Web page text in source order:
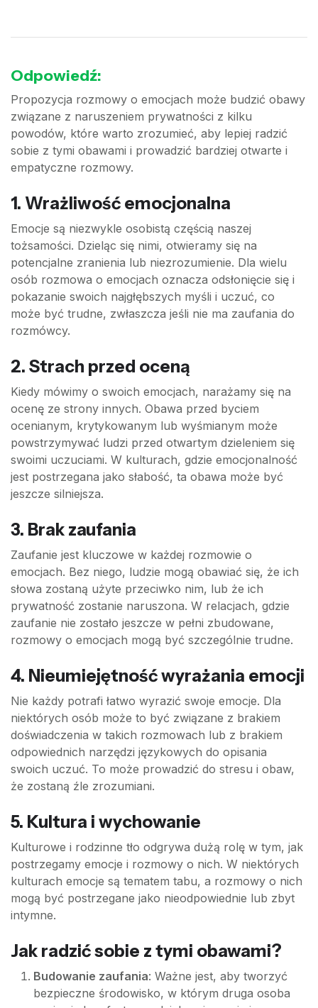
Odpowiedź:
Propozycja rozmowy o emocjach może budzić obawy
związane z naruszeniem prywatności z kilku
powodów, które warto zrozumieć, aby lepiej radzić
sobie z tymi obawami i prowadzić bardziej otwarte i
empatyczne rozmowy.
1. Wrażliwość emocjonalna
Emocje są niezwykle osobistą częścią naszej
tożsamości. Dzieląc się nimi, otwieramy się na
potencjalne zranienia lub niezrozumienie. Dla wielu
osób rozmowa o emocjach oznacza odsłonięcie się i
pokazanie swoich najgłębszych myśli i uczuć, co
może być trudne, zwłaszcza jeśli nie ma zaufania do
rozmówcy.
2. Strach przed oceną
Kiedy mówimy o swoich emocjach, narażamy się na
ocenę ze strony innych. Obawa przed byciem
ocenianym, krytykowanym lub wyśmianym może
powstrzymywać ludzi przed otwartym dzieleniem się
swoimi uczuciami. W kulturach, gdzie emocjonalność
jest postrzegana jako słabość, ta obawa może być
jeszcze silniejsza.
3. Brak zaufania
Zaufanie jest kluczowe w każdej rozmowie o
emocjach. Bez niego, ludzie mogą obawiać się, że ich
słowa zostaną użyte przeciwko nim, lub że ich
prywatność zostanie naruszona. W relacjach, gdzie
zaufanie nie zostało jeszcze w pełni zbudowane,
rozmowy o emocjach mogą być szczególnie trudne.
4. Nieumiejętność wyrażania emocji
Nie każdy potrafi łatwo wyrazić swoje emocje. Dla
niektórych osób może to być związane z brakiem
doświadczenia w takich rozmowach lub z brakiem
odpowiednich narzędzi językowych do opisania
swoich uczuć. To może prowadzić do stresu i obaw,
że zostaną źle zrozumiani.
5. Kultura i wychowanie
Kulturowe i rodzinne tło odgrywa dużą rolę w tym, jak
postrzegamy emocje i rozmowy o nich. W niektórych
kulturach emocje są tematem tabu, a rozmowy o nich
mogą być postrzegane jako nieodpowiednie lub zbyt
intymne.
Jak radzić sobie z tymi obawami?
Budowanie zaufania: Ważne jest, aby tworzyć
bezpieczne środowisko, w którym druga osoba